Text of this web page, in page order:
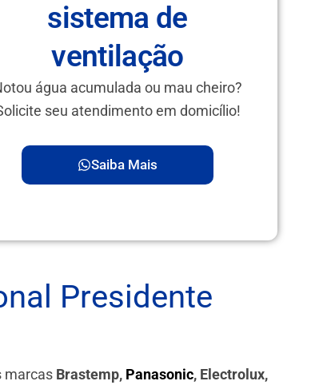
sistema de
ventilação
água acumulada ou mau cheiro?
seu atendimento em domicílio!
Saiba Mais
Presidente
marcas Brastemp, Panasonic, Electrolux,